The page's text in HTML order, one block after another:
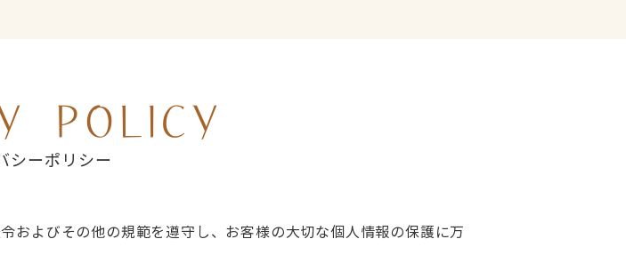
POLICY
シーポリシー
およびその他の規範を遵守し、お客様の大切な個人情報の保護に万